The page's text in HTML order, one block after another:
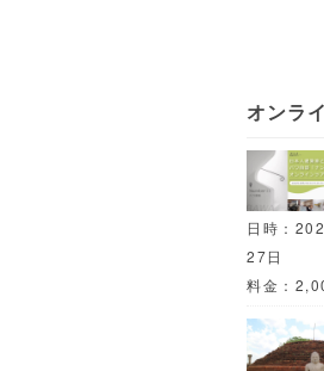
オンラ
日時：
27日
料金：